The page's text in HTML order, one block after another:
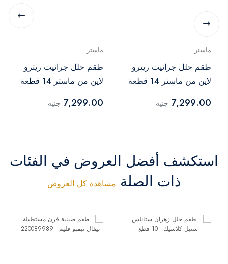
ماستر
طقم حلل جرانيت ريترو
لاين من ماستر 14 قطعة
7,299.00 جنيه
ماستر
طقم حلل جرانيت ريترو
لاين من ماستر 14 قطعة
كراميل
7,299.00 جنيه
استكشف أفضل العروض في الفئات
ذات الصلة مشاهدة كل العروض